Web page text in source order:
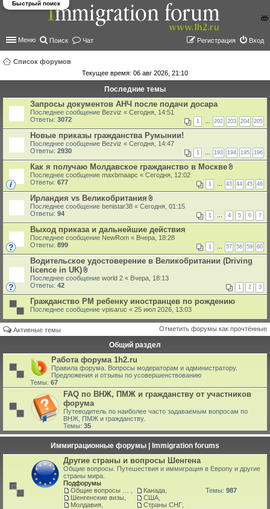
Меню Поиск Чат Вход
Регистрация
Список форумов
Быстрый поиск
Текущее время: 06 авг 2026, 21:10
Последние темы
Запросы документов АНЧ после подачи досара
Последнее сообщение Bezviz « Сегодня, 14:51
Ответы: 3072 1 … 202 203 204 205
Новые приказы гражданства Румынии!
Последнее сообщение Bezviz « Сегодня, 14:47
Ответы: 2930 1 … 193 194 195 196
Как я получаю Молдавское гражданство в Москве
л
о
ж
н
я
Последнее сообщение maxbmaapc « Сегодня, 12:02
Ответы: 677 1 … 43 44 45 46
Ирландия vs Великобритания
В
л
ж
е
н
я
Последнее сообщение benistar38 « Сегодня, 01:15
Ответы: 94 1 … 4 5 6 7
Выход приказа и дальнейшие действия
Последнее сообщение NewRom « Вчера, 18:28
Ответы: 899 1 … 57 58 59 60
Водительское удостоверение в Великобритании (Driving
licence in UK)
В
ж
е
н
и
Последнее сообщение world 2 « Вчера, 18:13
Ответы: 42 1 2 3
Гражданство РМ ребенку иностранцев по рождению
Последнее сообщение vpisaruc « 25 июл 2026, 13:03
Активные темы Отметить форумы как прочтённые
Общий раздел
Работа форума 1h2.ru
Правила форума. Вопросы модераторам и администратору.
Предложения и отзывы по усовершенствованию
Темы: 67
FAQ по ВНЖ, ПМЖ и гражданству от участников
форума
Путеводитель по наиболее часто задаваемым вопросам по
ВНЖ, ПМЖ и гражданству.
Темы: 35
Иммиграционные форумы | Immigration forums
Другие страны и вопросы Шенгена
Общие вопросы. Путешествия и иммиграция в Европу и другие
страны мира.
Подфорумы
Шенгенские визы
Молдавия
Канада
США
Страны СНГ
Темы: 987